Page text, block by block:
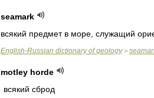
seamark
всякий предмет в море служащий
English-Russian dictionary of geology>
motley horde
всякий сброд